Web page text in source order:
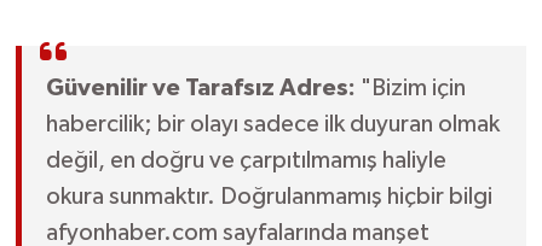
Güvenilir ve Tarafsız Adres: "Bizim için
habercilik; bir olayı sadece ilk duyuran olmak
değil, en doğru ve çarpıtılmamış haliyle
okura sunmaktır. Doğrulanmamış hiçbir bilgi
afyonhaber.com sayfalarında manşet